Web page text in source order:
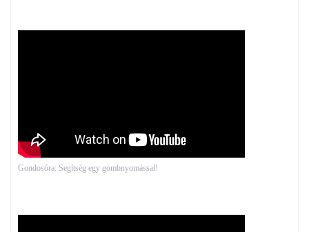
Gondosóra: Segítség egy gombnyomással!